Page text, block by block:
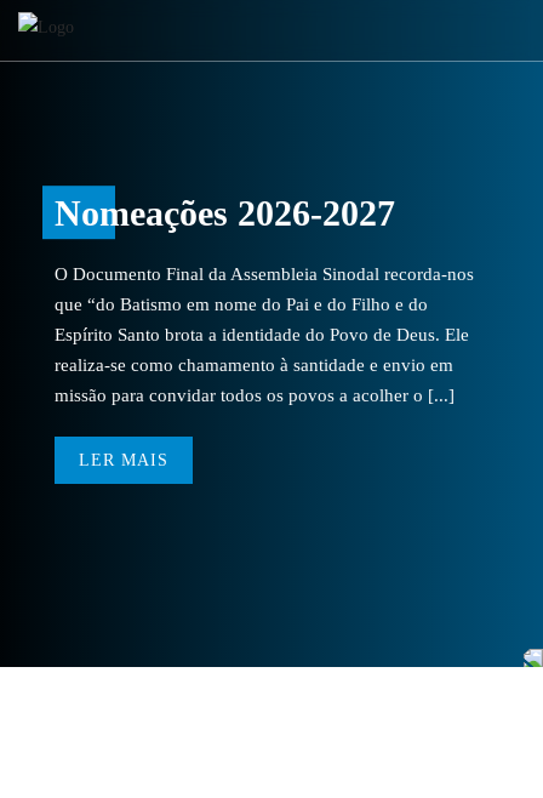
Nomeações 2026-2027
O Documento Final da Assembleia Sinodal recorda-nos
que “do Batismo em nome do Pai e do Filho e do
Espírito Santo brota a identidade do Povo de Deus. Ele
realiza-se como chamamento à santidade e envio em
missão para convidar todos os povos a acolher o [...]
LER MAIS